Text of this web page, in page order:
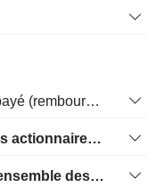
Trésorerie Impôt sur le revenu payé (remboursement)Impôt effectivement payé (remboursé) sur l’exercice
Flux de trésorerie libre pour les actionnaires FCFE
Flux de trésorerie libre pour l’ensemble des pourvoyeurs de fonds (créanciers et actionnaires) FCFF